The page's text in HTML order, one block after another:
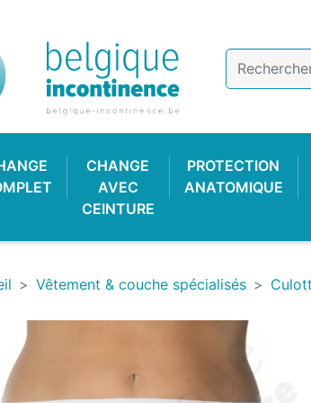
CHANGE
AVEC
CEINTURE
PROTECTION
ANATOMIQUE
PROTECTION
PLASTIQUE CULOTTE COTON
& SOIN
CLASSIQUE CHANGE FACILE
Vêtement & couche spécialisés